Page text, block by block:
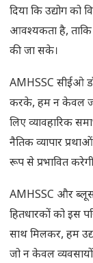
दिया कि उद्योग को
आवश्यकता है,
की जा सके।
AMHSSC सीईओ
करके, हम न केवल
लिए व्यावहारिक
नैतिक व्यापार
रूप से प्रभावित
AMHSSC और
हितधारकों को इस
साथ मिलकर, हम
जो न केवल